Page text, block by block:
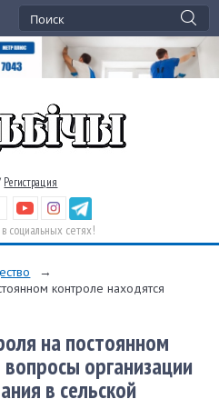
Регистрация
социальных сетях!
→
контроле находятся
на постоянном
организации
в сельской